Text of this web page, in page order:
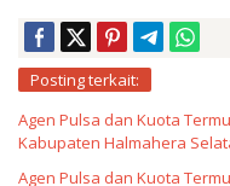
Posting terkait:
Agen Pulsa dan Kuota
Kabupaten Halmahera
Agen Pulsa dan Kuota